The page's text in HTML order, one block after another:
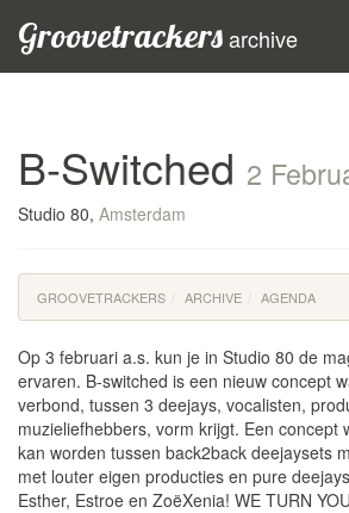
Groovetrackersarchive
B-Switched 2
Studio 80, Amsterdam
GROOVETRACKERS ARCHIVE AGENDA
Op 3 februari a.s. kun je in Studio 80 de
ervaren. B-switched is een nieuw concept
verbond, tussen 3 deejays, vocalisten,
muzieliefhebbers, vorm krijgt. Een concept
kan worden tussen back2back deejaysets
met louter eigen producties en pure
Esther, Estroe en ZoëXenia! WE TURN